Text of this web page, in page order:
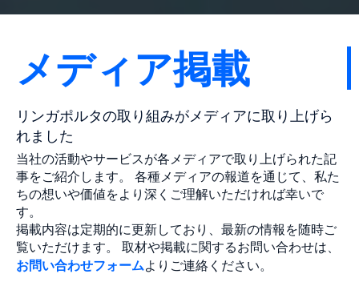
メディア掲載
リンガポルタの取り組みがメディアに取り上げら
れました
当社の活動やサービスが各メディアで取り上げられた記
事をご紹介します。 各種メディアの報道を通じて、私た
ちの想いや価値をより深くご理解いただければ幸いで
す。
掲載内容は定期的に更新しており、最新の情報を随時ご
覧いただけます。 取材や掲載に関するお問い合わせは、
お問い合わせフォームよりご連絡ください。